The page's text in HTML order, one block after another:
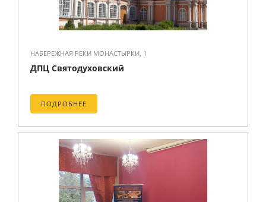
НАБЕРЕЖНАЯ РЕКИ МОНАСТЫРКИ, 1
ДПЦ Святодуховский
ПОДРОБНЕЕ